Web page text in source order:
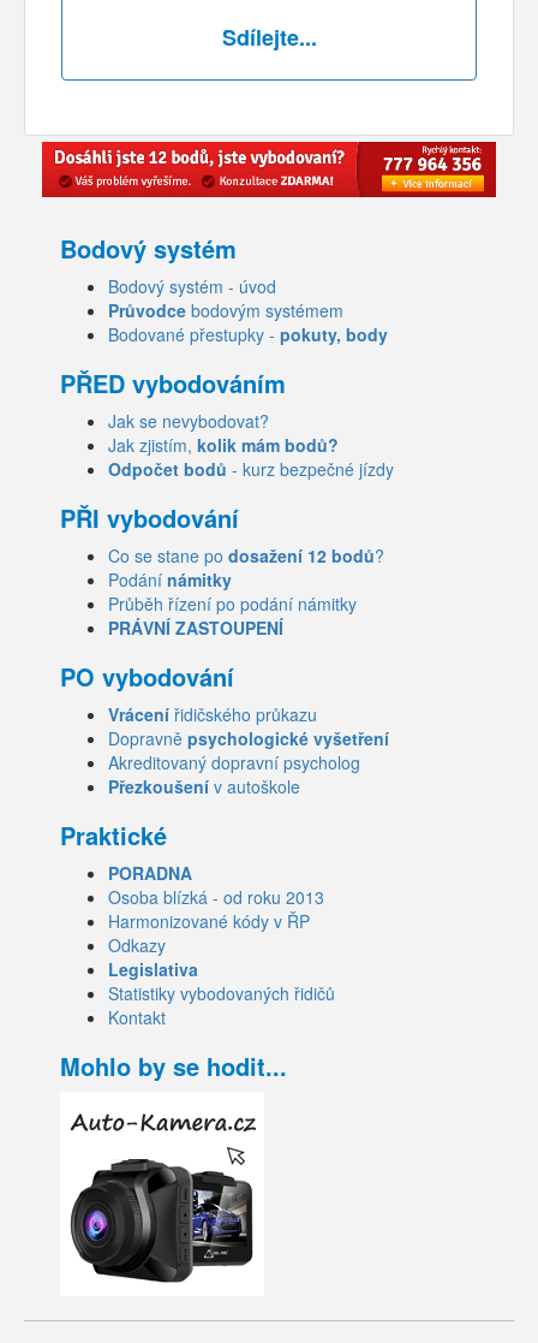
Sdílejte...
Bodový systém
Bodový systém - úvod
Průvodce bodovým systémem
Bodované přestupky - pokuty, body
PŘED vybodováním
Jak se nevybodovat?
Jak zjistím, kolik mám bodů?
Odpočet bodů - kurz bezpečné jízdy
PŘI vybodování
Co se stane po dosažení 12 bodů?
Podání námitky
Průběh řízení po podání námitky
PRÁVNÍ ZASTOUPENÍ
PO vybodování
Vrácení řidičského průkazu
Dopravně psychologické vyšetření
Akreditovaný dopravní psycholog
Přezkoušení v autoškole
Praktické
PORADNA
Osoba blízká - od roku 2013
Harmonizované kódy v ŘP
Odkazy
Legislativa
Statistiky vybodovaných řidičů
Kontakt
Mohlo by se hodit...